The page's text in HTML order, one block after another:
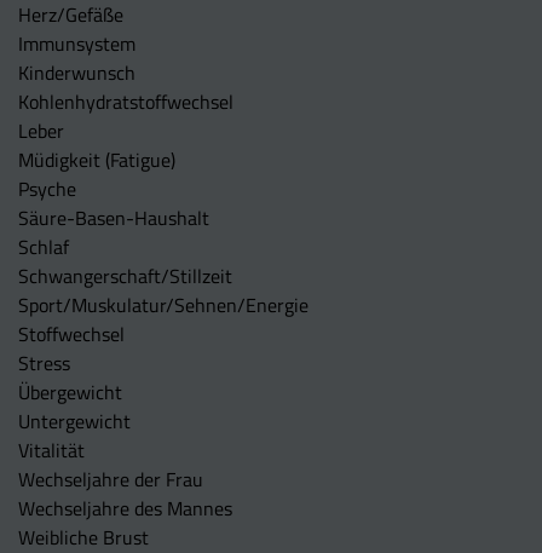
Herz/Gefäße
Immunsystem
Kinderwunsch
Kohlenhydratstoffwechsel
Leber
Müdigkeit (Fatigue)
Psyche
Säure-Basen-Haushalt
Schlaf
Schwangerschaft/Stillzeit
Sport/Muskulatur/Sehnen/Energie
Stoffwechsel
Stress
Übergewicht
Untergewicht
Vitalität
Wechseljahre der Frau
Wechseljahre des Mannes
Weibliche Brust